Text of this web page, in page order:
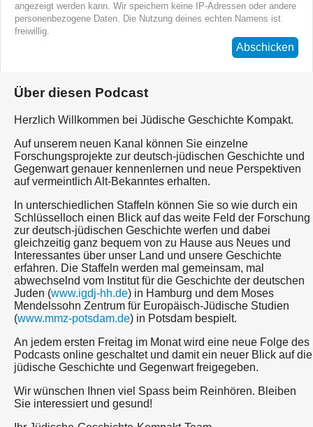
angezeigt werden kann. Wir speichern keine IP-Adressen oder andere
personenbezogene Daten. Die Nutzung deines echten Namens ist
freiwillig.
Abschicken
Über diesen Podcast
Herzlich Willkommen bei Jüdische Geschichte Kompakt.
Auf unserem neuen Kanal können Sie einzelne
Forschungsprojekte zur deutsch-jüdischen Geschichte und
Gegenwart genauer kennenlernen und neue Perspektiven
auf vermeintlich Alt-Bekanntes erhalten.
In unterschiedlichen Staffeln können Sie so wie durch ein
Schlüsselloch einen Blick auf das weite Feld der Forschung
zur deutsch-jüdischen Geschichte werfen und dabei
gleichzeitig ganz bequem von zu Hause aus Neues und
Interessantes über unser Land und unsere Geschichte
erfahren. Die Staffeln werden mal gemeinsam, mal
abwechselnd vom Institut für die Geschichte der deutschen
Juden (www.igdj-hh.de) in Hamburg und dem Moses
Mendelssohn Zentrum für Europäisch-Jüdische Studien
(www.mmz-potsdam.de) in Potsdam bespielt.
An jedem ersten Freitag im Monat wird eine neue Folge des
Podcasts online geschaltet und damit ein neuer Blick auf die
jüdische Geschichte und Gegenwart freigegeben.
Wir wünschen Ihnen viel Spass beim Reinhören. Bleiben
Sie interessiert und gesund!